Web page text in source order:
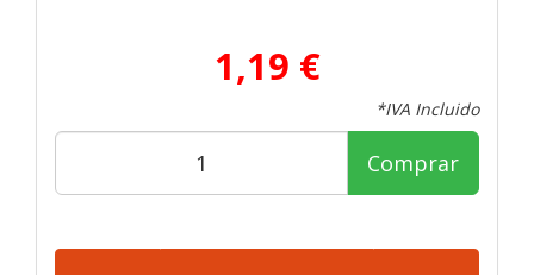
1,19 €
*IVA Incluido
Comprar